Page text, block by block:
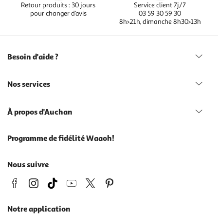
Retour produits : 30 jours
pour changer d’avis
Service client 7j/7
03 59 30 59 30
8h>21h, dimanche 8h30>13h
Besoin d'aide ?
Nos services
À propos d'Auchan
Programme de fidélité Waaoh!
Nous suivre
Notre application